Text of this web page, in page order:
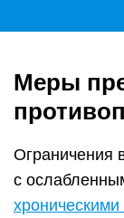
Меры
Ограничения
с